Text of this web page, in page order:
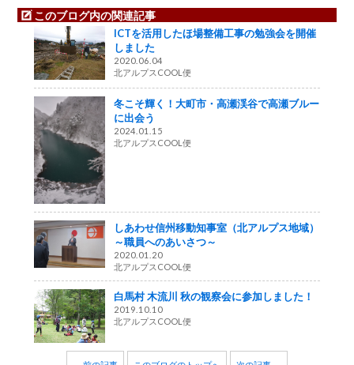
このブログ内の関連記事
ICTを活用したほ場整備工事の勉強会を開催
しました
2020.06.04
北アルプスCOOL便
冬こそ輝く！大町市・高瀬渓谷で高瀬ブルー
に出会う
2024.01.15
北アルプスCOOL便
しあわせ信州移動知事室（北アルプス地域）
～職員へのあいさつ～
2020.01.20
北アルプスCOOL便
白馬村 木流川 秋の観察会に参加しました！
2019.10.10
北アルプスCOOL便